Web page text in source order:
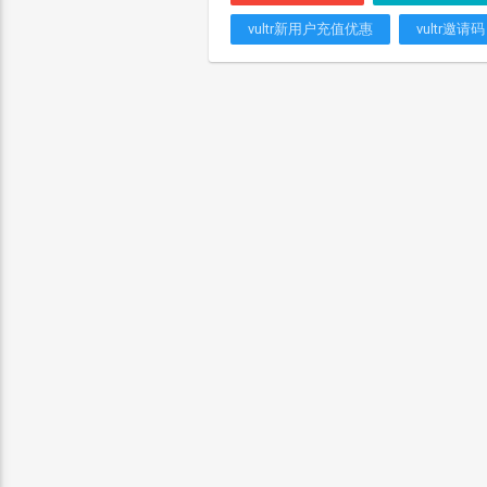
vultr新用户充值优惠 vultr邀请码